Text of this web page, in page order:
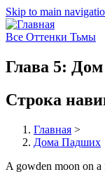
Skip to main
Все Оттенки Тьмы
Глава 5:
Строка
Главная >
Дома Падших
A gowden moon on a